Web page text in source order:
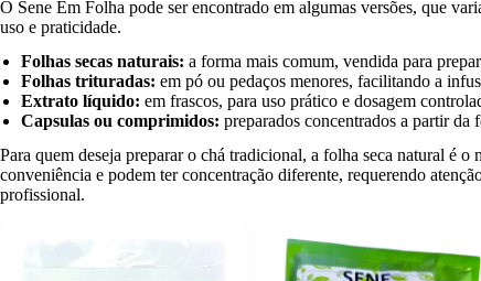
O Sene Em Folha pode ser encontrado em algumas versões, que
uso e praticidade.
Folhas secas naturais: a forma mais comum, vendida para
Folhas trituradas: em pó ou pedaços menores, facilitando a
Extrato líquido: em frascos, para uso prático e dosagem
Capsulas ou comprimidos: preparados concentrados a partir da
Para quem deseja preparar o chá tradicional, a folha seca natural é
conveniência e podem ter concentração diferente, requerendo
profissional.